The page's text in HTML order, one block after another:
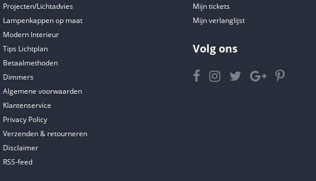
Projecten/Lichtadvies
Lampenkappen op maat
Modern Interieur
Tips Lichtplan
Betaalmethoden
Dimmers
Algemene voorwaarden
Klantenservice
Privacy Policy
Verzenden & retourneren
Disclaimer
RSS-feed
Mijn tickets
Mijn verlanglijst
Volg ons